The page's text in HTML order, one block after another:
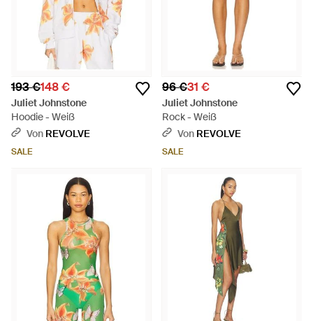
193 €148 €
Juliet Johnstone
Hoodie - Weiß
Von REVOLVE
SALE
96 €31 €
Juliet Johnstone
Rock - Weiß
Von REVOLVE
SALE